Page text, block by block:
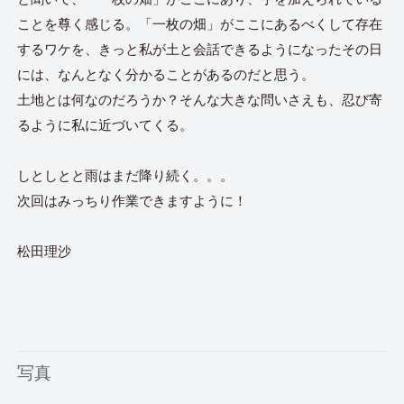
ことを尊く感じる。「一枚の畑」がここにあるべくして存在
するワケを、きっと私が土と会話できるようになったその日
には、なんとなく分かることがあるのだと思う。
土地とは何なのだろうか？そんな大きな問いさえも、忍び寄
るように私に近づいてくる。
しとしとと雨はまだ降り続く。。。
次回はみっちり作業できますように！
松田理沙
写真